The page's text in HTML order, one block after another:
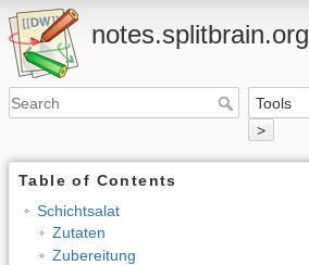
notes.splitbrain.org
>
Table of Contents
Schichtsalat
Zutaten
Zubereitung